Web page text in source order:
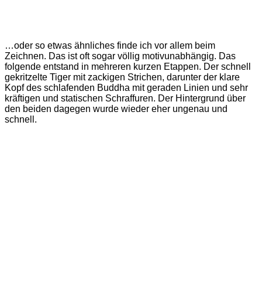
…oder so etwas ähnliches finde ich vor allem beim
Zeichnen. Das ist oft sogar völlig motivunabhängig. Das
folgende entstand in mehreren kurzen Etappen. Der schnell
gekritzelte Tiger mit zackigen Strichen, darunter der klare
Kopf des schlafenden Buddha mit geraden Linien und sehr
kräftigen und statischen Schraffuren. Der Hintergrund über
den beiden dagegen wurde wieder eher ungenau und
schnell.